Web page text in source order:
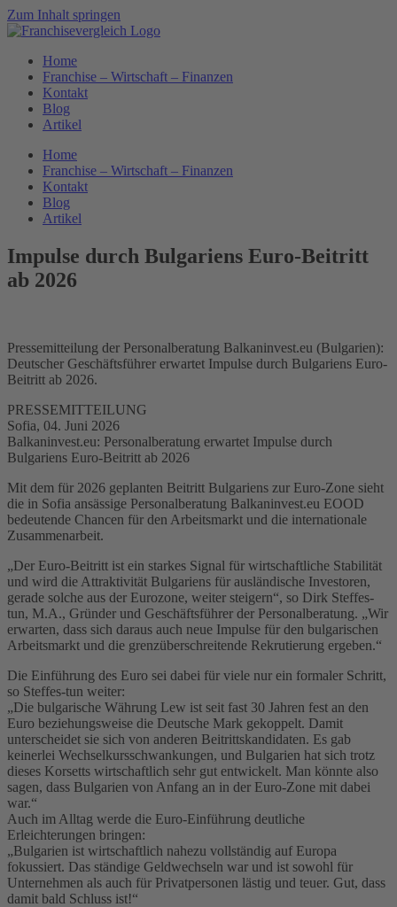
Zum Inhalt springen
Home
Franchise – Wirtschaft – Finanzen
Kontakt
Blog
Artikel
Home
Franchise – Wirtschaft – Finanzen
Kontakt
Blog
Artikel
Impulse durch Bulgariens Euro-Beitritt
ab 2026
Pressemitteilung der Personalberatung Balkaninvest.eu (Bulgarien):
Deutscher Geschäftsführer erwartet Impulse durch Bulgariens Euro-
Beitritt ab 2026.
PRESSEMITTEILUNG
Sofia, 04. Juni 2026
Balkaninvest.eu: Personalberatung erwartet Impulse durch
Bulgariens Euro-Beitritt ab 2026
Mit dem für 2026 geplanten Beitritt Bulgariens zur Euro-Zone sieht
die in Sofia ansässige Personalberatung Balkaninvest.eu EOOD
bedeutende Chancen für den Arbeitsmarkt und die internationale
Zusammenarbeit.
„Der Euro-Beitritt ist ein starkes Signal für wirtschaftliche Stabilität
und wird die Attraktivität Bulgariens für ausländische Investoren,
gerade solche aus der Eurozone, weiter steigern“, so Dirk Steffes-
tun, M.A., Gründer und Geschäftsführer der Personalberatung. „Wir
erwarten, dass sich daraus auch neue Impulse für den bulgarischen
Arbeitsmarkt und die grenzüberschreitende Rekrutierung ergeben.“
Die Einführung des Euro sei dabei für viele nur ein formaler Schritt,
so Steffes-tun weiter:
„Die bulgarische Währung Lew ist seit fast 30 Jahren fest an den
Euro beziehungsweise die Deutsche Mark gekoppelt. Damit
unterscheidet sie sich von anderen Beitrittskandidaten. Es gab
keinerlei Wechselkursschwankungen, und Bulgarien hat sich trotz
dieses Korsetts wirtschaftlich sehr gut entwickelt. Man könnte also
sagen, dass Bulgarien von Anfang an in der Euro-Zone mit dabei
war.“
Auch im Alltag werde die Euro-Einführung deutliche
Erleichterungen bringen:
„Bulgarien ist wirtschaftlich nahezu vollständig auf Europa
fokussiert. Das ständige Geldwechseln war und ist sowohl für
Unternehmen als auch für Privatpersonen lästig und teuer. Gut, dass
damit bald Schluss ist!“